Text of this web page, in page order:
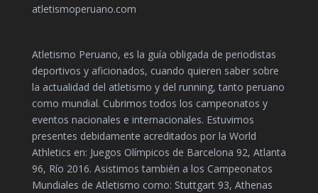
atletismoperuano.com
Atletismo Peruano, es la guía obligada de periodistas
deportivos y aficionados, cuando quieren saber sobre
la actualidad del atletismo y del running, tanto peruano
como mundial. Cubrimos todos los campeonatos y
eventos nacionales e internacionales. Estuvimos
presentes debidamente acreditados por la World
Athletics en: Juegos Olímpicos de Barcelona 92, Atlanta
96, Río 2016. Asistimos también a los Campeonatos
Mundiales de Atletismo como: Stuttgart 93, Athenas